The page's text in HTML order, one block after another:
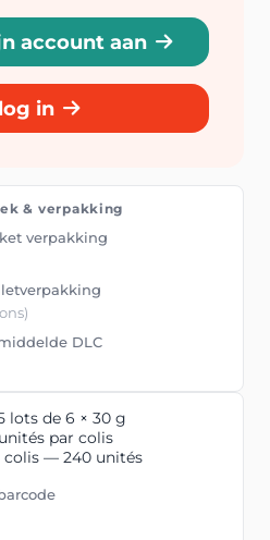
account aan
in
& verpakking
verpakking
DLC
lots de 6 × 30 g
par colis
colis — 240 unités